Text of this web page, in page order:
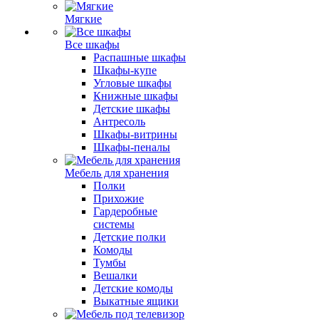
Мягкие
Все шкафы
Распашные шкафы
Шкафы-купе
Угловые шкафы
Книжные шкафы
Детские шкафы
Антресоль
Шкафы-витрины
Шкафы-пеналы
Мебель для хранения
Полки
Прихожие
Гардеробные
системы
Детские полки
Комоды
Тумбы
Вешалки
Детские комоды
Выкатные ящики